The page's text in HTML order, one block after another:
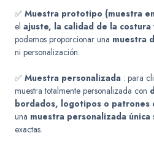
✅Muestra prototipo (muestra
elajuste, la calidad de la
podemos proporcionar una muestra
ni personalización.
✅Muestra personalizada : para
muestra totalmente personalizada con
bordados, logotipos o patrones
una muestra personalizada única
exactas.